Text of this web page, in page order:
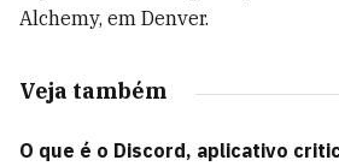
Alchemy, em Denver.
Veja também
O que é o Discord, aplicativo